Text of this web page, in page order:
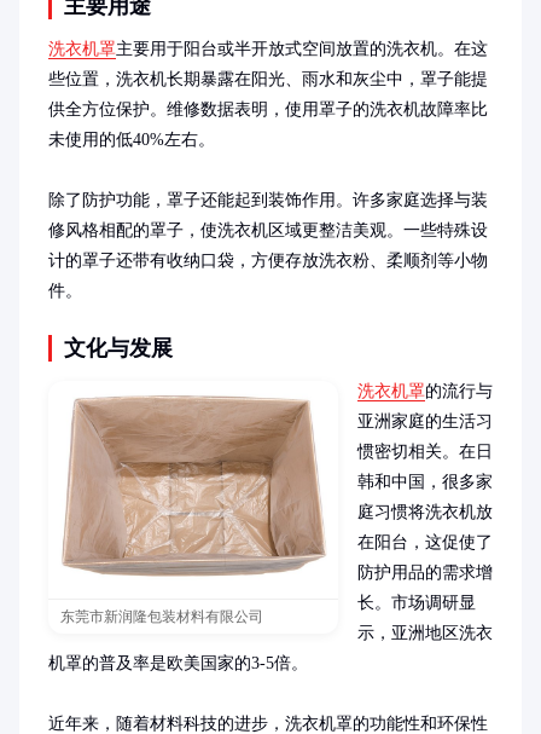
主要用途
洗衣机罩主要用于阳台或半开放式空间放置的洗衣机。在这
些位置，洗衣机长期暴露在阳光、雨水和灰尘中，罩子能提
供全方位保护。维修数据表明，使用罩子的洗衣机故障率比
未使用的低40%左右。
除了防护功能，罩子还能起到装饰作用。许多家庭选择与装
修风格相配的罩子，使洗衣机区域更整洁美观。一些特殊设
计的罩子还带有收纳口袋，方便存放洗衣粉、柔顺剂等小物
件。
文化与发展
东莞市新润隆包装材料有限公司
洗衣机罩的流行与
亚洲家庭的生活习
惯密切相关。在日
韩和中国，很多家
庭习惯将洗衣机放
在阳台，这促使了
防护用品的需求增
长。市场调研显
示，亚洲地区洗衣
机罩的普及率是欧美国家的3-5倍。
近年来，随着材料科技的进步，洗衣机罩的功能性和环保性